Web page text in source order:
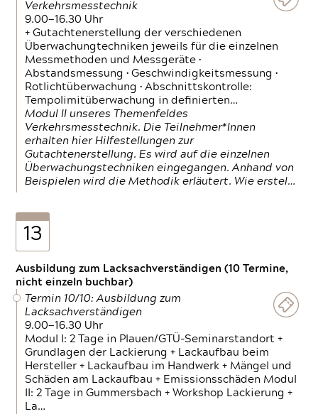
Verkehrsmesstechnik
9.00—16.30 Uhr
+ Gutachtenerstellung der verschiedenen
Überwachungtechniken jeweils für die einzelnen
Messmethoden und Messgeräte •
Abstandsmessung • Geschwindigkeitsmessung •
Rotlichtüberwachung • Abschnittskontrolle:
Tempolimitüberwachung in definierten…
Modul II unseres Themenfeldes
Verkehrsmesstechnik. Die Teilnehmer*Innen
erhalten hier Hilfestellungen zur
Gutachtenerstellung. Es wird auf die einzelnen
Überwachungstechniken eingegangen. Anhand von
Beispielen wird die Methodik erläutert. Wie erstel…
13
Ausbildung zum Lacksachverständigen (10 Termine,
nicht einzeln buchbar)
Termin 10/10: Ausbildung zum
Lacksachverständigen
9.00—16.30 Uhr
Modul I: 2 Tage in Plauen/GTÜ-Seminarstandort +
Grundlagen der Lackierung + Lackaufbau beim
Hersteller + Lackaufbau im Handwerk + Mängel und
Schäden am Lackaufbau + Emissionsschäden Modul
II: 2 Tage in Gummersbach + Workshop Lackierung +
La…